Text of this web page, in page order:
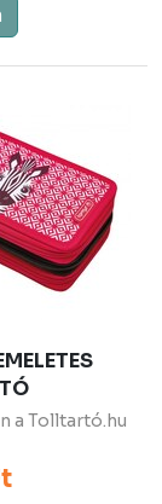
a Tolltartó.hu